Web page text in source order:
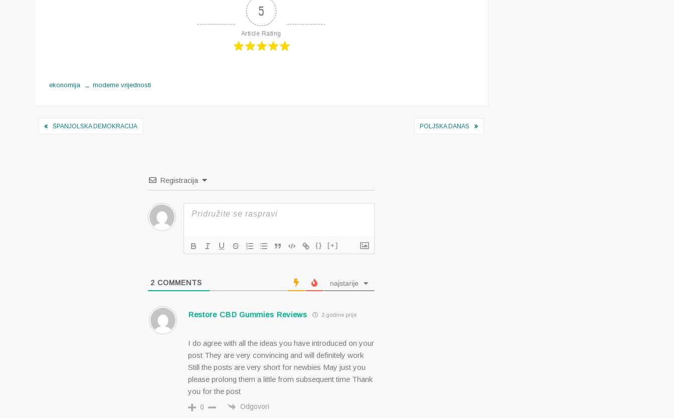
5
Article Rating
ekonomija moderne vrijednosti
Navigacija
ŠPANJOLSKA DEMOKRACIJA POLJSKA DANAS
Registracija
{} [+]
2 COMMENTS najstarije
Restore CBD Gummies Reviews 2 godine prije
I do agree with all the ideas you have introduced on your
post They are very convincing and will definitely work
Still the posts are very short for newbies May just you
please prolong them a little from subsequent time Thank
you for the post
0 Odgovori